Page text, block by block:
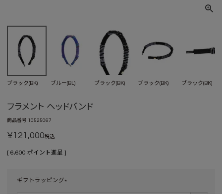
ブラック(BK) ブルー(BL) ブラック(BK) ブラック(BK) ブラック(BK)
フラメント ヘッドバンド
商品番号 10525067
¥ 121,000税込
[ 6,600 ポイント進呈 ]
ギフトラッピング
(